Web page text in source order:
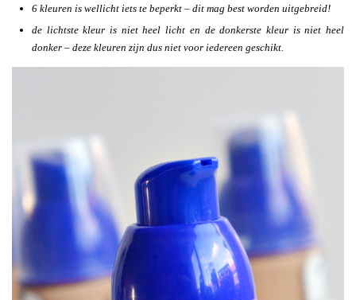
6 kleuren is wellicht iets te beperkt – dit mag best worden uitgebreid!
de lichtste kleur is niet heel licht en de donkerste kleur is niet heel
donker – deze kleuren zijn dus niet voor iedereen geschikt.